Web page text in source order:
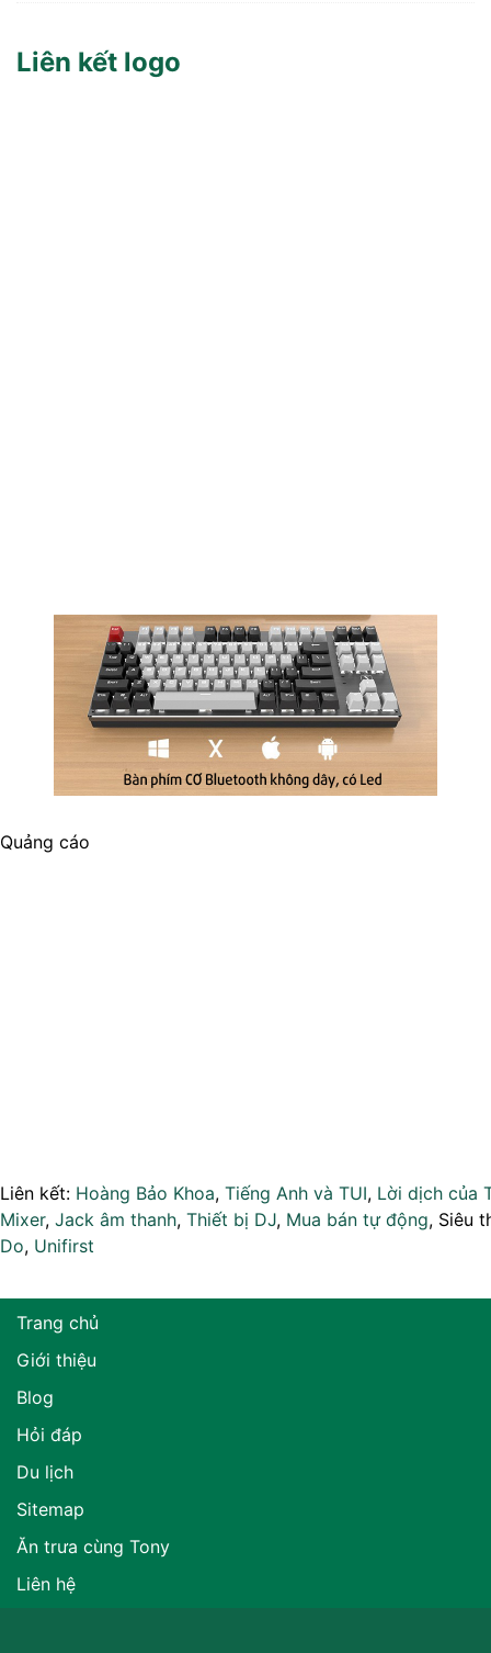
Liên kết logo
Quảng cáo
Liên kết: Hoàng Bảo Khoa, Tiếng Anh và TUI, Lời dịch của
Mixer, Jack âm thanh, Thiết bị DJ, Mua bán tự động, Siêu
Do, Unifirst
Trang chủ
Giới thiệu
Blog
Hỏi đáp
Du lịch
Sitemap
Ăn trưa cùng Tony
Liên hệ